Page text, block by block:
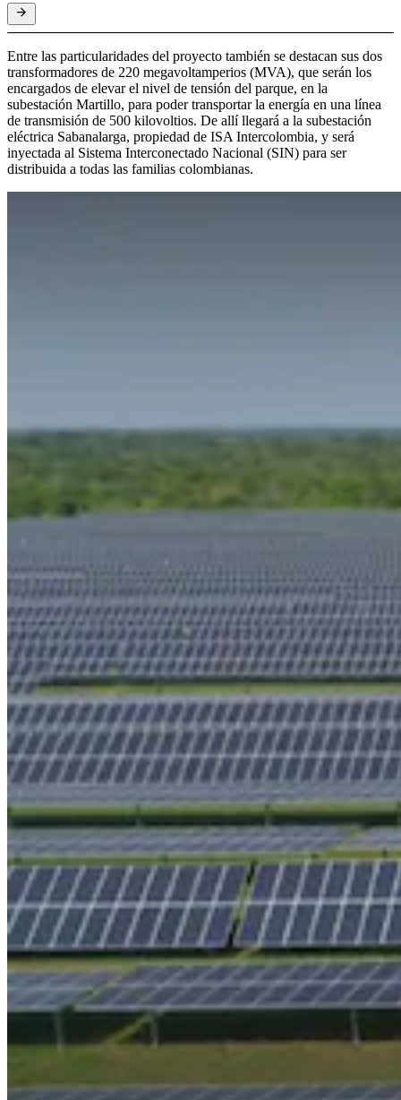
Entre las particularidades del proyecto también se destacan sus dos
transformadores de 220 megavoltamperios (MVA), que serán los
encargados de elevar el nivel de tensión del parque, en la
subestación Martillo, para poder transportar la energía en una línea
de transmisión de 500 kilovoltios. De allí llegará a la subestación
eléctrica Sabanalarga, propiedad de ISA Intercolombia, y será
inyectada al Sistema Interconectado Nacional (SIN) para ser
distribuida a todas las familias colombianas.